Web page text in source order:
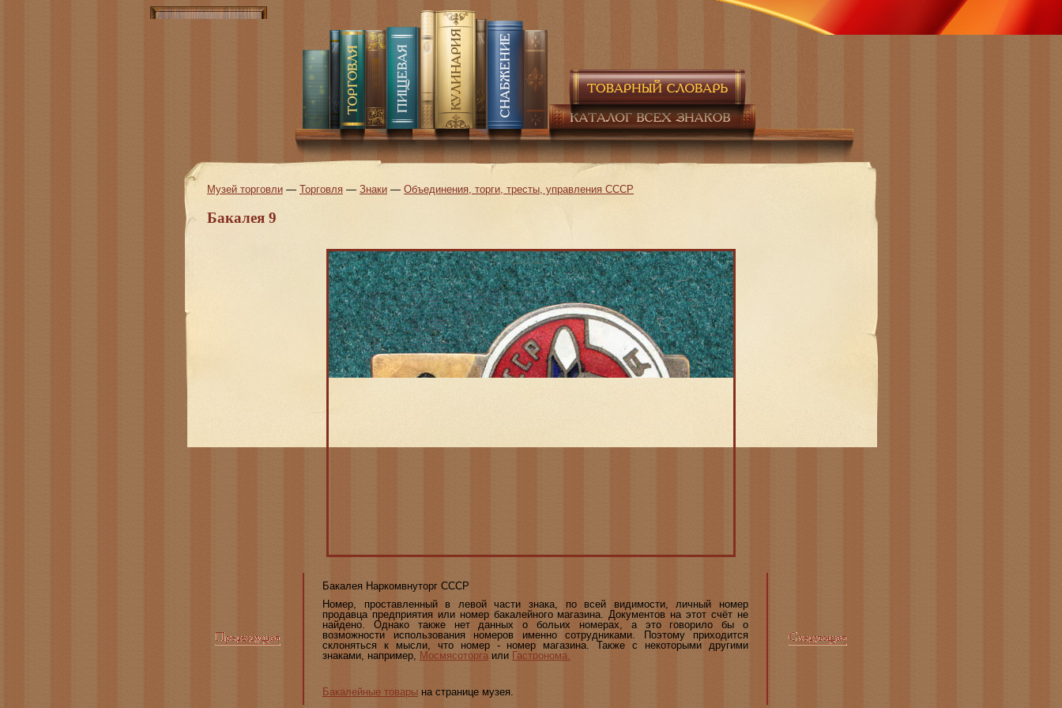
Музей торговли — Торговля — Знаки — Объединения, торги, тресты, управления СССР
Бакалея 9
Бакалея Наркомвнуторг СССР
Номер, проставленный в левой части знака, по всей видимости, личный номер
продавца предприятия или номер бакалейного магазина. Документов на этот счёт не
найдено. Однако также нет данных о больих номерах, а это говорило бы о
возможности использования номеров именно сотрудниками. Поэтому приходится
склоняться к мысли, что номер - номер магазина. Также с некоторыми другими
знаками, например, Мосмясоторга или Гастронома.
Бакалейные товары на странице музея.